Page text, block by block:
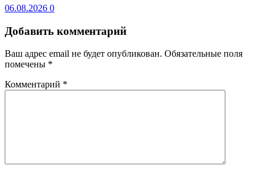
06.08.2026 0
Добавить комментарий
Ваш адрес email не будет опубликован. Обязательные поля
помечены *
Комментарий *